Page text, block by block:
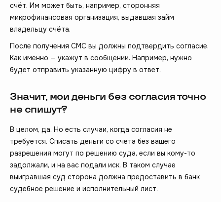
счёт. Им может быть, например, сторонняя
микрофинансовая организация, выдавшая займ
владельцу счёта.
После получения СМС вы должны подтвердить согласие.
Как именно — укажут в сообщении. Например, нужно
будет отправить указанную цифру в ответ.
Значит, мои деньги без согласия точно
не спишут?
В целом, да. Но есть случаи, когда согласия не
требуется. Списать деньги со счета без вашего
разрешения могут по решению суда, если вы кому-то
задолжали, и на вас подали иск. В таком случае
выигравшая суд сторона должна предоставить в банк
судебное решение и исполнительный лист.